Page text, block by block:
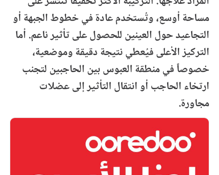
مساحة أوسع، وتُستخدم عادة في خطوط الجبهة أو
التجاعيد حول العينين للحصول على تأثير ناعم. أما
التركيز الأعلى فيُعطي نتيجة دقيقة وموضعية،
خصوصاً في منطقة العبوس بين الحاجبين لتجنب
ارتخاء الحاجب أو انتقال التأثير إلى عضلات
مجاورة.